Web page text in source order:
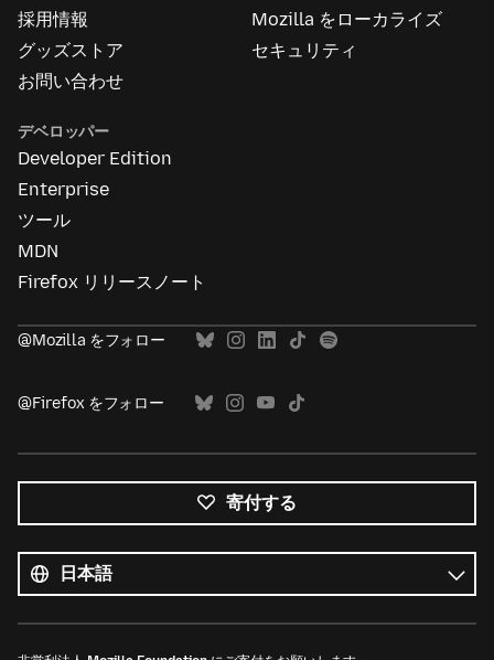
採用情報
グッズストア
お問い合わせ
Mozilla をローカライズ
セキュリティ
デベロッパー
Developer Edition
Enterprise
ツール
MDN
Firefox リリースノート
@Mozilla をフォロー
@Firefox をフォロー
寄付する
べ
て
の
言
言
語